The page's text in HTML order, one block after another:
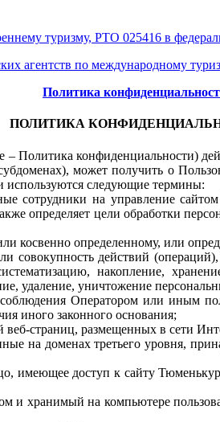
туризму, РТО 025416 в
агентств по международному
Политика
ПОЛИТИКА
Политика конфиденциальности)
может получить о
используются следующие термины:
сотрудники на управление
определяет цели обработки
косвенно определенному, или
совокупность действий
накопление,
удаление, уничтожение
соблюдения Оператором или иным
иного законного основания;
веб-страниц, размещенных в сети
на доменах третьего уровня,
имеющее доступ к сайту
хранимый на компьютере